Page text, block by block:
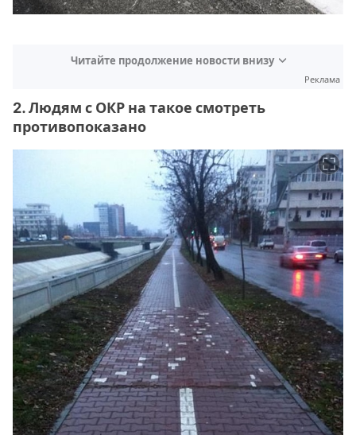
Читайте продолжение новости внизу
Реклама
2. Людям с ОКР на такое смотреть
противопоказано